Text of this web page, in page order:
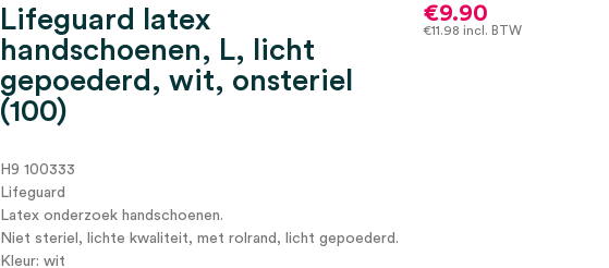
Lifeguard latex
handschoenen, L, licht
gepoederd, wit, onsteriel
(100)
€9.90
€11.98 incl. BTW
H9 100333
Lifeguard
Latex onderzoek handschoenen.
Niet steriel, lichte kwaliteit, met rolrand, licht gepoederd.
Kleur: wit